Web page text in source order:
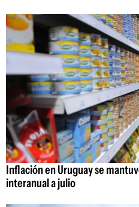
Inflación en Uruguay se
interanual a julio